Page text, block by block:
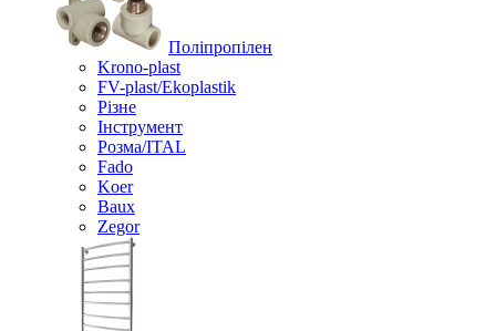
Поліпропілен
Krono-plast
FV-plast/Ekoplastik
Різне
Інструмент
Розма/ITAL
Fado
Koer
Baux
Zegor